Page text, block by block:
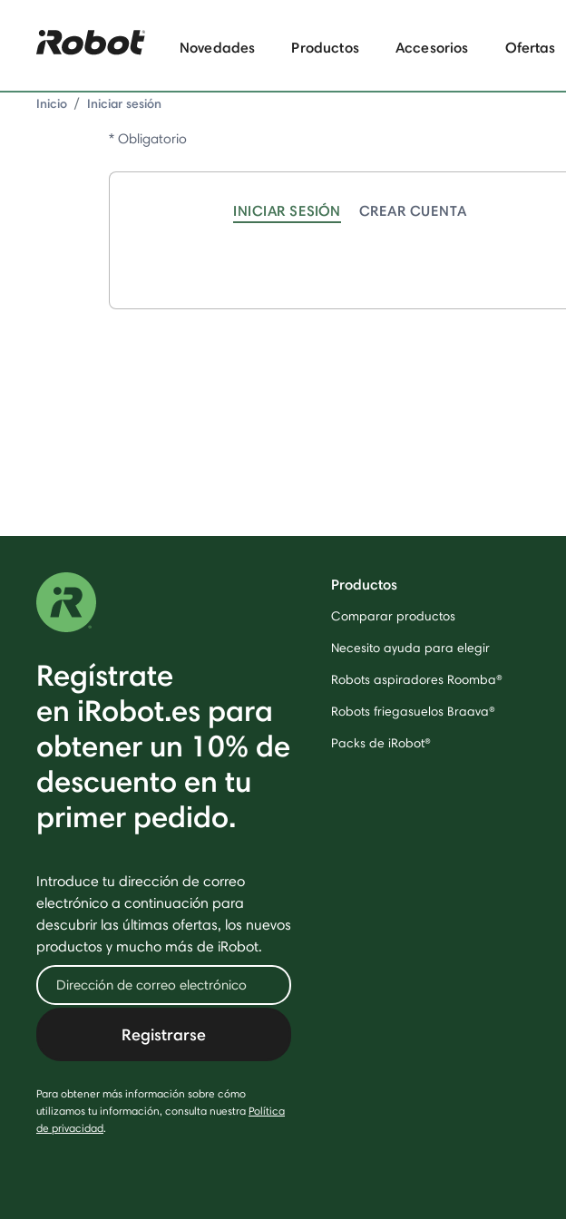
Novedades Productos Accesorios Ofertas
Inicio Iniciar sesión
* Obligatorio
INICIAR SESIÓN CREAR CUENTA
Regístrate
en iRobot.es para
obtener un 10% de
descuento en tu
primer pedido.
Introduce tu dirección de correo
electrónico a continuación para
descubrir las últimas ofertas, los nuevos
productos y mucho más de iRobot.
Registrarse
Para obtener más información sobre cómo
utilizamos tu información, consulta nuestra Política
de privacidad.
Productos
Comparar productos
Necesito ayuda para elegir
Robots aspiradores Roomba®
Robots friegasuelos Braava®
Packs de iRobot®